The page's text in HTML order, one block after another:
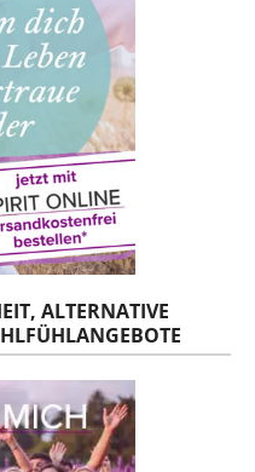
ALTERNATIVE